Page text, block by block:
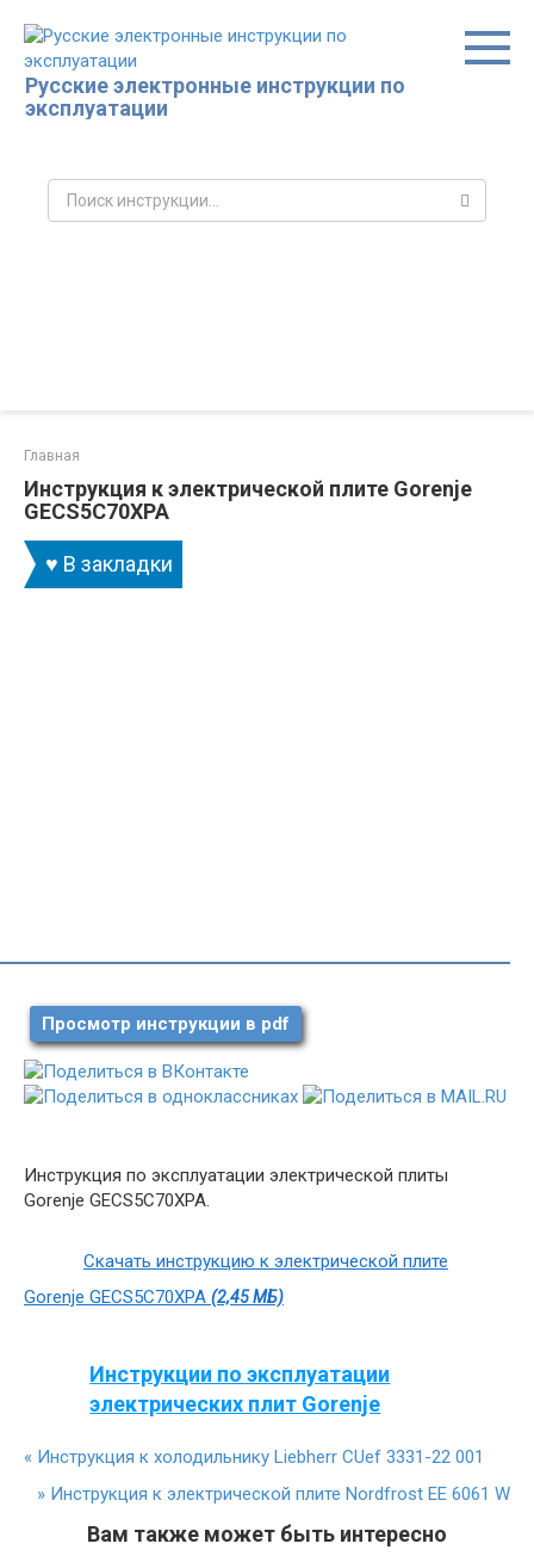
контенту
Русские электронные инструкции по
эксплуатации
Поиск:
Главная
Инструкция к электрической плите Gorenje
GECS5C70XPA
♥ В закладки
Просмотр инструкции в pdf
Инструкция по эксплуатации электрической плиты
Gorenje GECS5C70XPA.
Скачать инструкцию к электрической плите
Gorenje GECS5C70XPA (2,45 МБ)
Инструкции по эксплуатации
электрических плит Gorenje
« Инструкция к холодильнику Liebherr CUef 3331-22 001
» Инструкция к электрической плите Nordfrost EE 6061 W
Вам также может быть интересно